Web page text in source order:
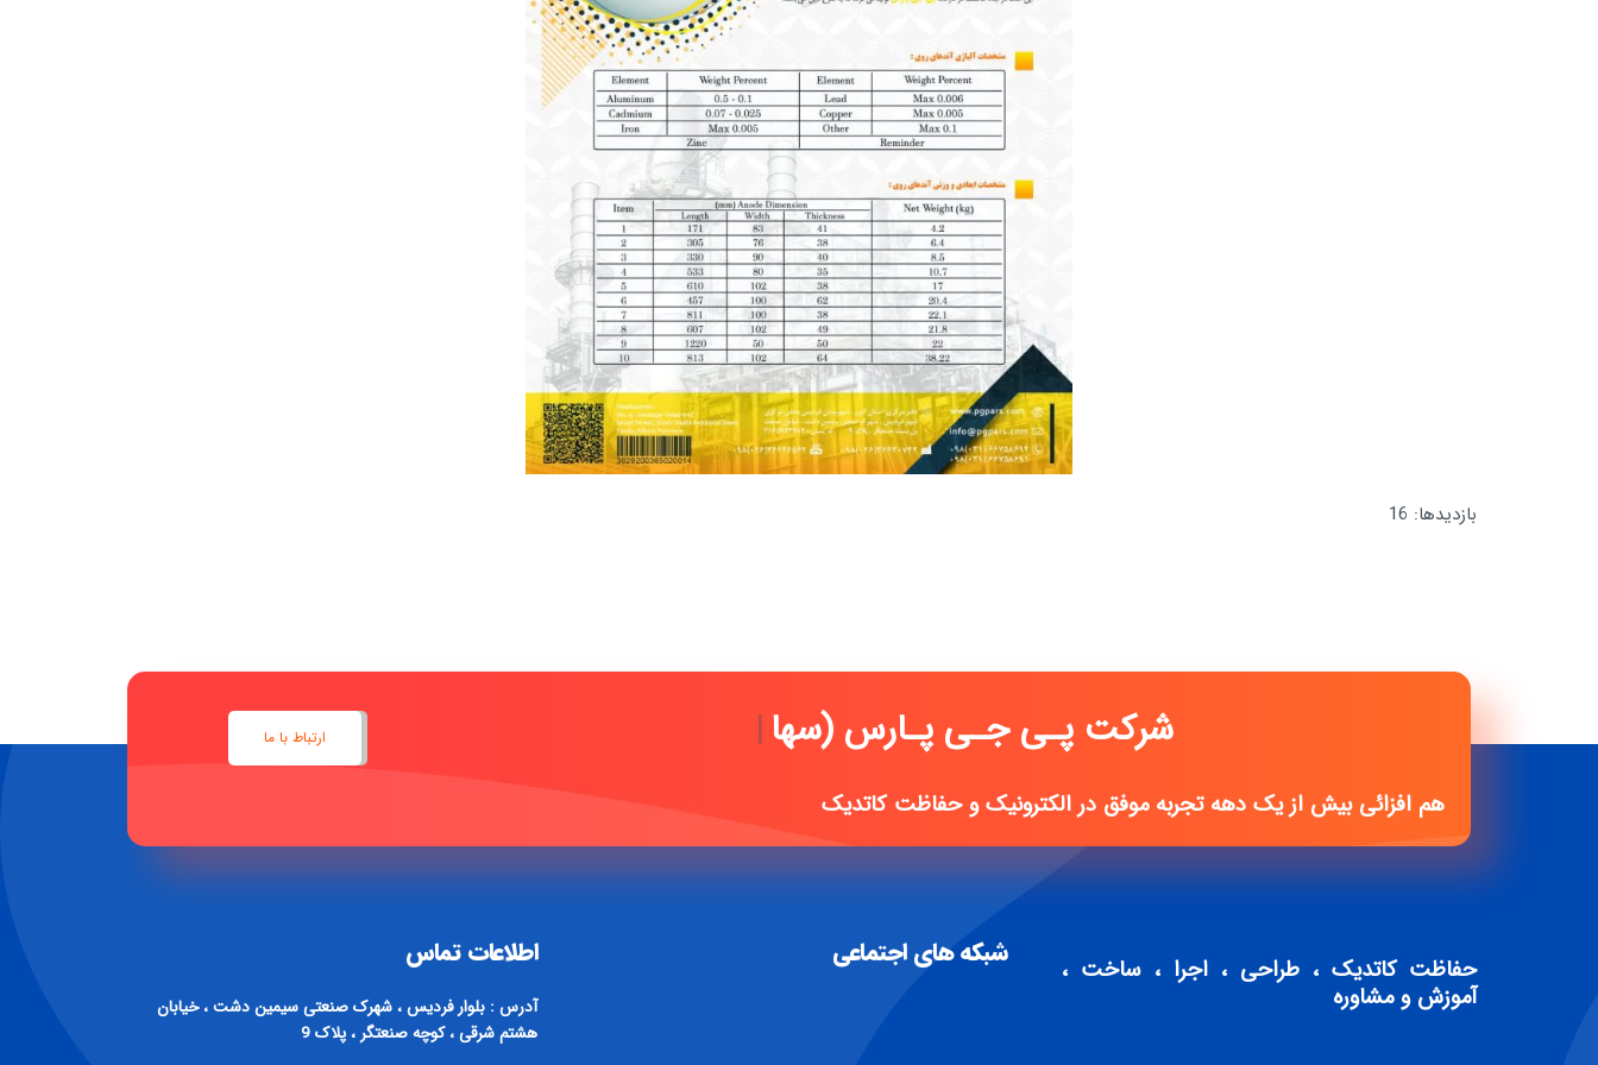
بازدیدها: 16
شرکت پـی جـی پـارس (سهامی خاص
هم افزائی بیش از یک دهه تجربه موفق در الکترونیک و حفاظت کاتدیک
ارتباط با ما
حفاظت کاتدیک ، طراحی ، اجرا ، ساخت ،
آموزش و مشاوره
شبکه های اجتماعی اطلاعات تماس
آدرس : بلوار فردیس ، شهرک صنعتی سیمین دشت ، خیابان
هشتم شرقی ، کوچه صنعتگر ، پلاک 9